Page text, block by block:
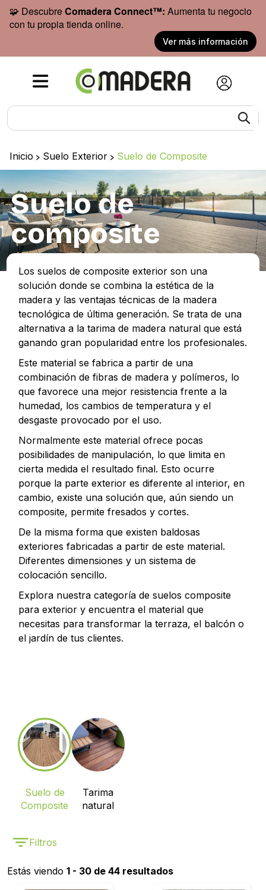
🧩 DescubreComadera Connect™: Aumenta tu negocio
con tu propia tienda online.
Ver más información
Inicio > Suelo Exterior > Suelo de Composite
Suelo de
composite
Los suelos de composite exterior son una
solución donde se combina la estética de la
madera y las ventajas técnicas de la madera
tecnológica de última generación. Se trata de una
alternativa a la tarima de madera natural que está
ganando gran popularidad entre los profesionales.
Este material se fabrica a partir de una
combinación de fibras de madera y polímeros, lo
que favorece una mejor resistencia frente a la
humedad, los cambios de temperatura y el
desgaste provocado por el uso.
Normalmente este material ofrece pocas
posibilidades de manipulación, lo que limita en
cierta medida el resultado final. Esto ocurre
porque la parte exterior es diferente al interior, en
cambio, existe una solución que, aún siendo un
composite, permite fresados y cortes.
De la misma forma que existen baldosas
exteriores fabricadas a partir de este material.
Diferentes dimensiones y un sistema de
colocación sencillo.
Explora nuestra categoría de suelos composite
para exterior y encuentra el material que
necesitas para transformar la terraza, el balcón o
el jardín de tus clientes.
Suelo de
Composite
Tarima
natural
Filtros
Estás viendo 1 - 30 de 44 resultados